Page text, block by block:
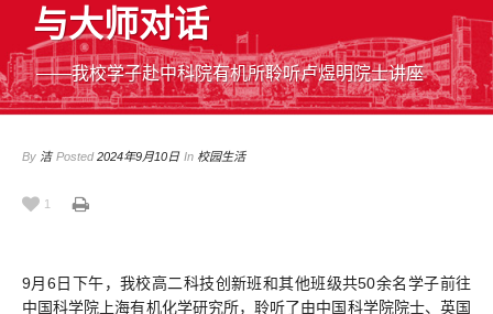
与大师对话
——我校学子赴中科院有机所聆听卢煜明院士讲座
By 洁 Posted2024年9月10日 In 校园生活
1
9月6日下午，我校高二科技创新班和其他班级共50余名学子前往
中国科学院上海有机化学研究所，聆听了由中国科学院院士、英国